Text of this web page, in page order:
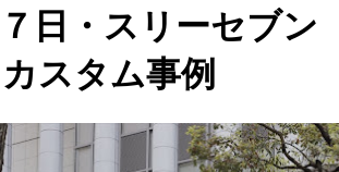
日・スリーセブン
スタム事例